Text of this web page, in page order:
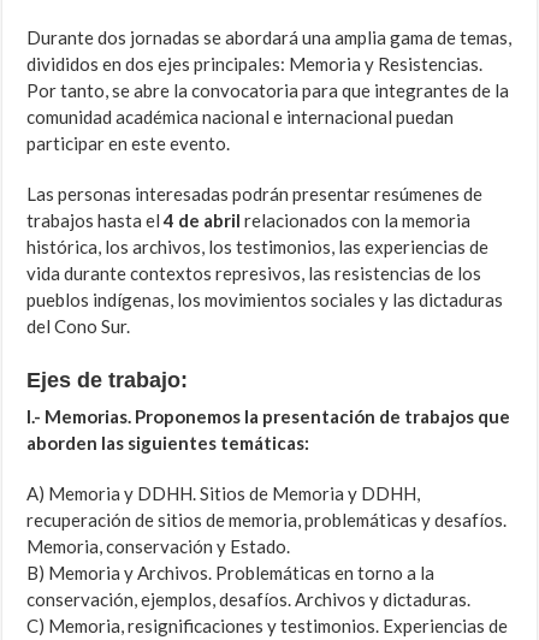
Durante dos jornadas se abordará una amplia gama de temas,
divididos en dos ejes principales: Memoria y Resistencias.
Por tanto, se abre la convocatoria para que integrantes de la
comunidad académica nacional e internacional puedan
participar en este evento.
Las personas interesadas podrán presentar resúmenes de
trabajos hasta el4 de abril relacionados con la memoria
histórica, los archivos, los testimonios, las experiencias de
vida durante contextos represivos, las resistencias de los
pueblos indígenas, los movimientos sociales y las dictaduras
del Cono Sur.
Ejes de trabajo:
I.- Memorias. Proponemos la presentación de trabajos que
aborden las siguientes temáticas:
A) Memoria y DDHH. Sitios de Memoria y DDHH,
recuperación de sitios de memoria, problemáticas y desafíos.
Memoria, conservación y Estado.
B) Memoria y Archivos. Problemáticas en torno a la
conservación, ejemplos, desafíos. Archivos y dictaduras.
C) Memoria, resignificaciones y testimonios. Experiencias de